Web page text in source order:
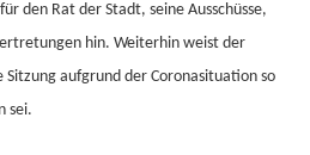
den Rat der Stadt, seine Ausschüsse,
hin. Weiterhin weist der
Sitzung aufgrund der Coronasituation so
sei.